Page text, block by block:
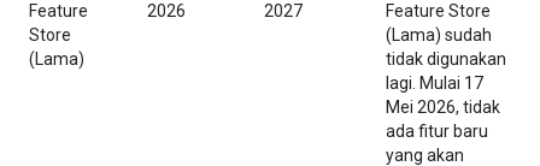
Feature
Store
(Lama)
2026
2027
Feature Store
(Lama) sudah
tidak digunakan
lagi. Mulai 17
Mei 2026, tidak
ada fitur baru
yang akan